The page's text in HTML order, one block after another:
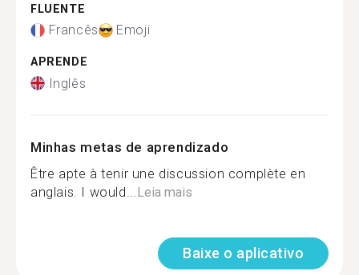
FLUENTE
Francês Emoji
APRENDE
Inglês
Minhas metas de aprendizado
Être apte à tenir une discussion complète en
anglais. I would... Leia mais
Baixe o aplicativo